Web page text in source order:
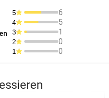
5 6
4 5
3 1
2 0
1 0